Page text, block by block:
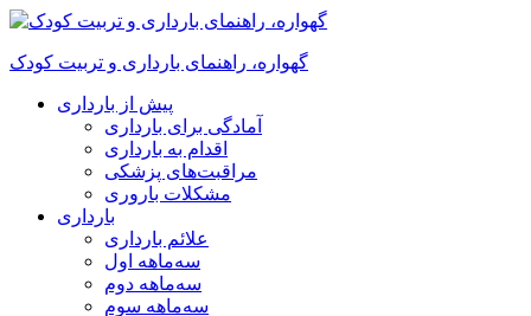
گهواره، راهنمای بارداری و تربیت کودک
پیش از بارداری
آمادگی برای بارداری
اقدام به بارداری
مراقبت‌های پزشکی
مشکلات باروری
بارداری
علائم بارداری
سه‌ماهه اول
سه‌ماهه دوم
سه‌ماهه سوم